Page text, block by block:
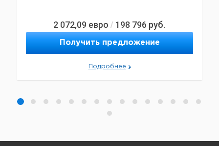
2 072,09 евро / 198 796 руб.
Получить предложение
Подробнее